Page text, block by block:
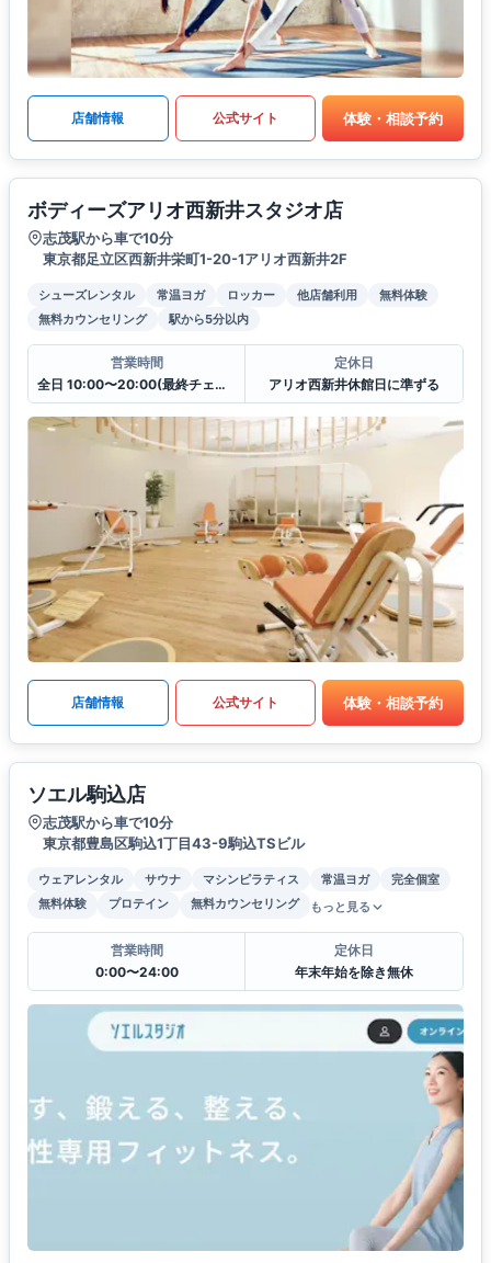
店舗情報 公式サイト 体験・相談予約
ボディーズアリオ西新井スタジオ店
志茂駅から車で10分
東京都足立区西新井栄町1-20-1アリオ西新井2F
シューズレンタル 常温ヨガ ロッカー 他店舗利用
無料体験
無料カウンセリング
駅から5分以内
営業時間
全日 10:00〜20:00(最終チェックイン19:30)
定休日
アリオ西新井休館日に準ずる
店舗情報 公式サイト 体験・相談予約
ソエル駒込店
志茂駅から車で10分
東京都豊島区駒込1丁目43-9駒込TSビル
ウェアレンタル サウナ マシンピラティス 常温ヨガ
完全個室
無料体験
プロテイン 無料カウンセリング もっと見る
営業時間
0:00〜24:00
定休日
年末年始を除き無休